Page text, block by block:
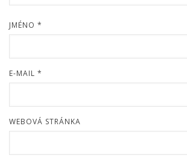
JMÉNO *
E-MAIL *
WEBOVÁ STRÁNKA